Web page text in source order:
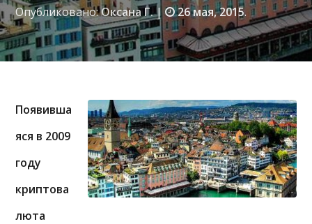
Опубликовано:Оксана Г.| 26 мая, 2015.
Появивша
яся в 2009
году
криптова
люта